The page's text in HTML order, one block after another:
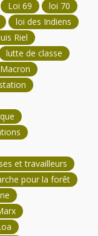
Loi 69
loi 70
loi des Indiens
Riel
lutte de classe
Macron
et travailleurs
pour la forêt